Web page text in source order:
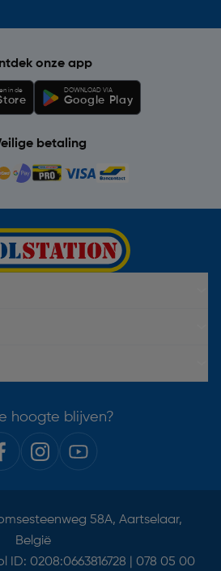
onze app
in de DOWNLOAD VIA
Google Play
betaling
hoogte blijven?
58A, Aartselaar,
België
ID: 0208:0663816728 | 078 05 00